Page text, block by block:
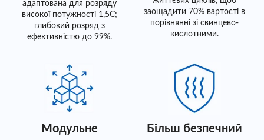
адаптована для розряду
високої потужності 1,5C;
глибокий розряд з
ефективністю до 99%.
заощадити 70% вартості в
порівнянні зі свинцево-
кислотними.
Модульне
Більш безпечний